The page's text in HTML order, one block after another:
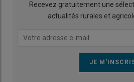
Recevez gratuitement une
actualités rurales et